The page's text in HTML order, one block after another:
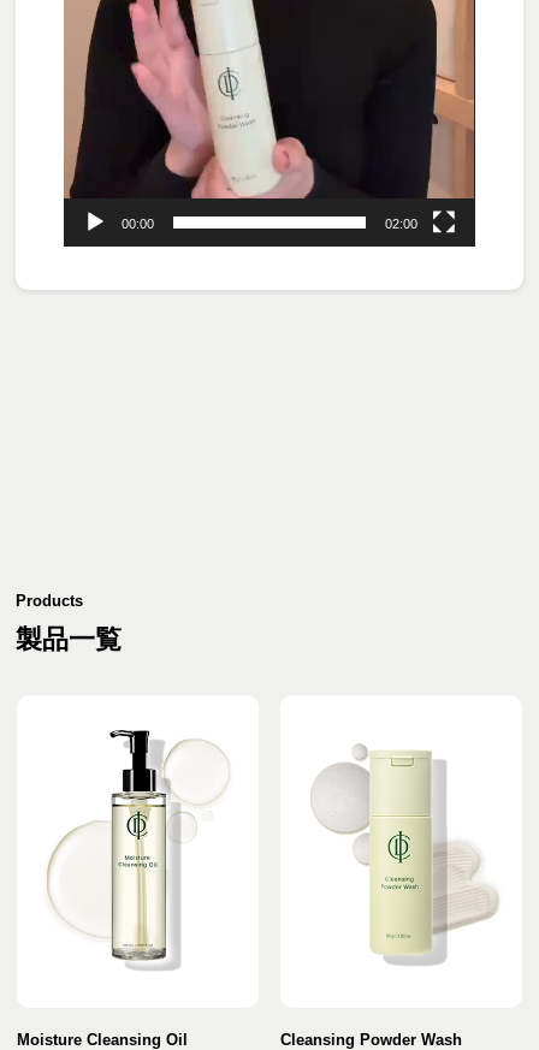
00:00 02:00
Products
製品一覧
Moisture Cleansing Oil Cleansing Powder Wash